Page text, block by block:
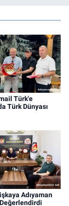
Türk'e
Türk Dünyası
Adıyaman